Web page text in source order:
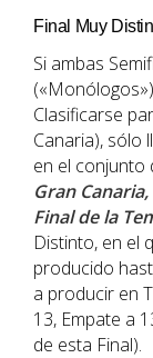
Final Muy
Si ambas
Clasificarse
Canaria), sólo
en el conjunto
Gran
Final de la
Distinto, en el
producido
a producir en
13, Empate a
de esta Final).